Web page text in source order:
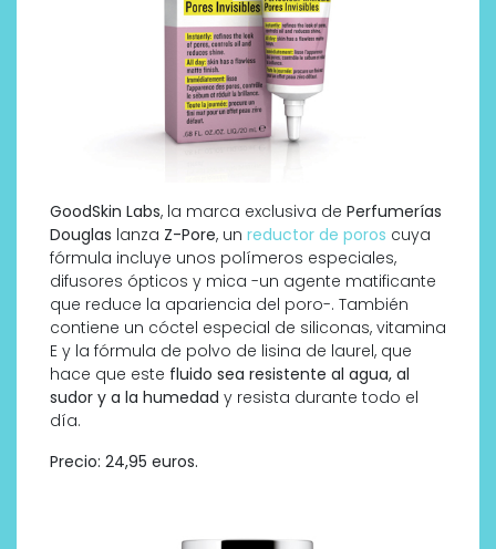
GoodSkin Labs, la marca exclusiva de Perfumerías
Douglas lanza Z-Pore, un reductor de poros cuya
fórmula incluye unos polímeros especiales,
difusores ópticos y mica -un agente matificante
que reduce la apariencia del poro-. También
contiene un cóctel especial de siliconas, vitamina
E y la fórmula de polvo de lisina de laurel, que
hace que este fluido sea resistente al agua, al
sudor y a la humedad y resista durante todo el
día.
Precio: 24,95 euros.